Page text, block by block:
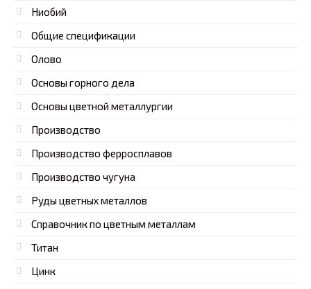
Ниобий
Общие спецификации
Олово
Основы горного дела
Основы цветной металлургии
Производство
Производство ферросплавов
Производство чугуна
Руды цветных металлов
Справочник по цветным металлам
Титан
Цинк